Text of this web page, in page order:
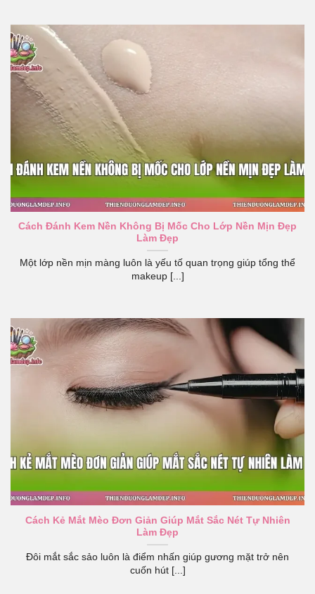
Cách Đánh Kem Nền Không Bị Mốc Cho Lớp Nền Mịn Đẹp
Làm Đẹp
Một lớp nền mịn màng luôn là yếu tố quan trọng giúp tổng thể
makeup [...]
Cách Kẻ Mắt Mèo Đơn Giản Giúp Mắt Sắc Nét Tự Nhiên
Làm Đẹp
Đôi mắt sắc sảo luôn là điểm nhấn giúp gương mặt trở nên
cuốn hút [...]